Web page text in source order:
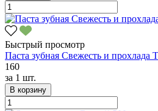
Быстрый просмотр
Паста зубная Свежесть и прохлада
160
за 1 шт.
В корзину